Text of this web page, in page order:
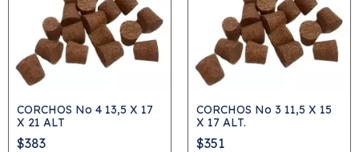
CORCHOS No 4 13,5 X 17
X 21 ALT
$383
CORCHOS No 3 11,5 X 15
X 17 ALT.
$351